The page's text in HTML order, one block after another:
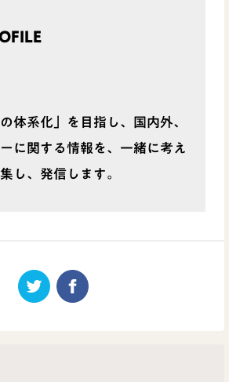
体系化」を目指し、国内外、
に関する情報を、一緒に考え
し、発信します。